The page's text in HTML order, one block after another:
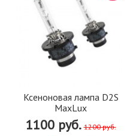
Ксеноновая лампа D2S
MaxLux
1100 руб. 1200 руб.